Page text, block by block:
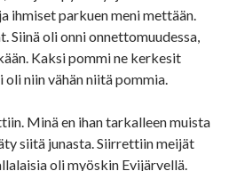
ihmiset parkuen meni mettään.
Siinä oli onni onnettomuudessa,
Kaksi pommi ne kerkesit
niin vähän niitä pommia.
Minä en ihan tarkalleen muista
siitä junasta. Siirrettiin meijät
oli myöskin Evijärvellä.